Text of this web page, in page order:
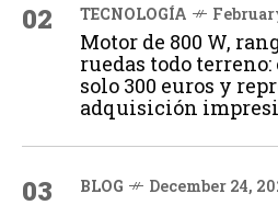
02 TECNOLOGÍA
Motor de 800 W,
ruedas todo
solo 300 euros y
adquisición
03 BLOG December 24,